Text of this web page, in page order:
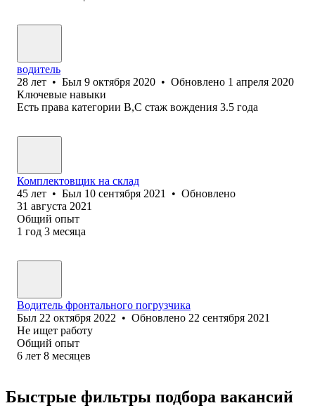
водитель
28 лет • Был 9 октября 2020 • Обновлено 1 апреля 2020
Ключевые навыки
Есть права категории В,С стаж вождения 3.5 года
Комплектовщик на склад
45 лет • Был 10 сентября 2021 • Обновлено
31 августа 2021
Общий опыт
1 год 3 месяца
Водитель фронтального погрузчика
Был 22 октября 2022 • Обновлено 22 сентября 2021
Не ищет работу
Общий опыт
6 лет 8 месяцев
Быстрые фильтры подбора вакансий